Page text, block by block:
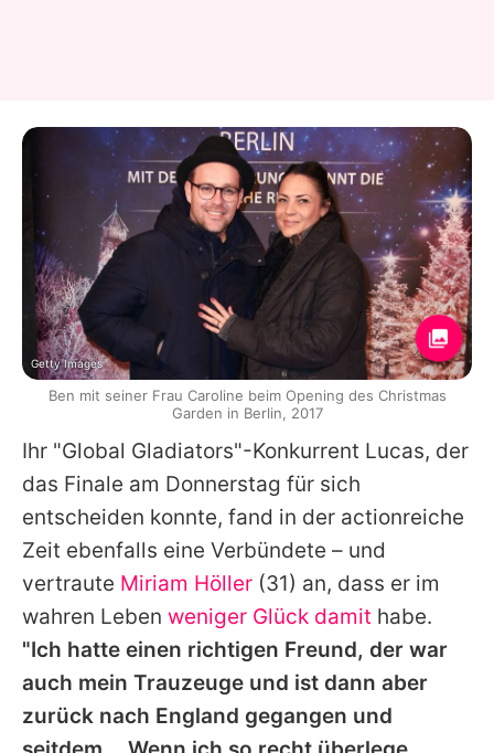
Ihr "Global Gladiators"-Konkurrent Lucas, der
das Finale am Donnerstag für sich
entscheiden konnte, fand in der actionreiche
Zeit ebenfalls eine Verbündete – und
vertraute Miriam Höller (31) an, dass er im
wahren Leben weniger Glück damit habe.
"Ich hatte einen richtigen Freund, der war
auch mein Trauzeuge und ist dann aber
zurück nach England gegangen und
Getty Images
Ben mit seiner Frau Caroline beim Opening des Christmas
Garden in Berlin, 2017